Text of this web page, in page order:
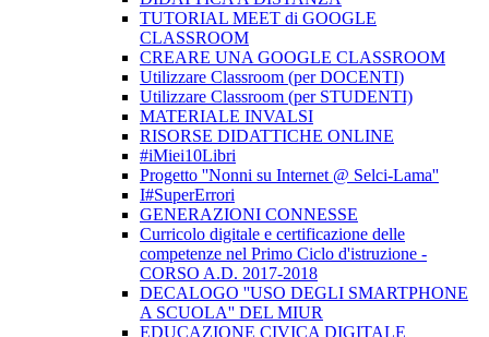
TUTORIAL MEET di GOOGLE
CLASSROOM
CREARE UNA GOOGLE CLASSROOM
Utilizzare Classroom (per DOCENTI)
Utilizzare Classroom (per STUDENTI)
MATERIALE INVALSI
RISORSE DIDATTICHE ONLINE
#iMiei10Libri
Progetto ''Nonni su Internet @ Selci-Lama''
I#SuperErrori
GENERAZIONI CONNESSE
Curricolo digitale e certificazione delle
competenze nel Primo Ciclo d'istruzione -
CORSO A.D. 2017-2018
DECALOGO ''USO DEGLI SMARTPHONE
A SCUOLA'' DEL MIUR
EDUCAZIONE CIVICA DIGITALE